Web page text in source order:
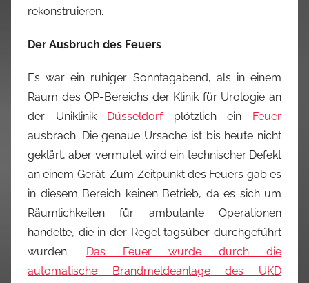
rekonstruieren.
Der Ausbruch des Feuers
Es war ein ruhiger Sonntagabend, als in einem
Raum des OP-Bereichs der Klinik für Urologie an
der Uniklinik Düsseldorfplötzlich ein
Feuer
ausbrach. Die genaue Ursache ist bis heute nicht
geklärt, aber vermutet wird ein technischer Defekt
an einem Gerät. Zum Zeitpunkt des Feuers gab es
in diesem Bereich keinen Betrieb, da es sich um
Räumlichkeiten für ambulante Operationen
handelte, die in der Regel tagsüber durchgeführt
wurden.
Das Feuer wurde durch die
automatische Brandmeldeanlage des UKD